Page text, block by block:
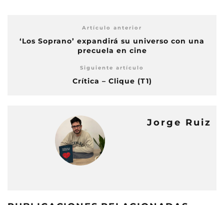
Artículo anterior
‘Los Soprano’ expandirá su universo con una
precuela en cine
Siguiente artículo
Crítica – Clique (T1)
Jorge Ruiz